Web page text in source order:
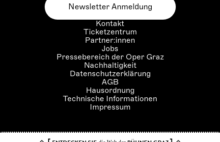
Kontakt
Ticketzentrum
Partner:innen
Jobs
Pressebereich der Oper Graz
Nachhaltigkeit
Datenschutzerklärung
AGB
Hausordnung
Technische Informationen
Impressum
Newsletter Anmeldung